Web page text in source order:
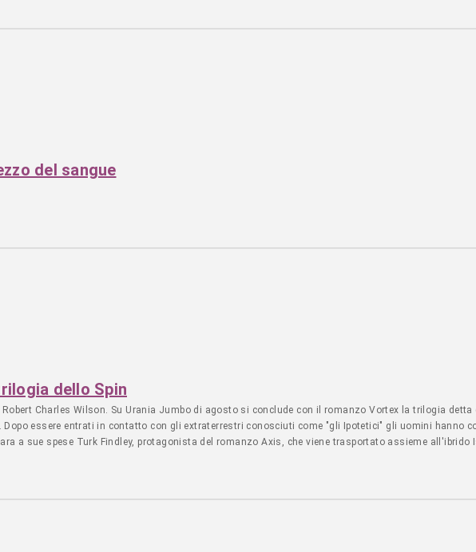
del sangue
dello Spin
Charles Wilson. Su Urania Jumbo di agosto si conclude con il romanzo Vortex la trilogia detta
essere entrati in contatto con gli extraterrestri conosciuti come "gli Ipotetici" gli uomini hanno
a sue spese Turk Findley, protagonista del romanzo Axis, che viene trasportato assieme all'ibrido
- Leggi l'articolo LIBRI - Editoria - 3 agosto 2026 - articolo di Giampaolo Rai